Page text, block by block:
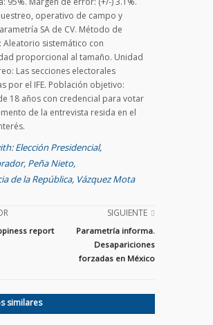
operativo de campo y
SA de CV. Método de
Aleatorio sistemático con
proporcional al tamaño. Unidad
Las secciones electorales
por el IFE. Población objetivo:
18 años con credencial para votar
de la entrevista resida en el
Elección Presidencial,
, Peña Nieto,
de la República, Vázquez Mota
report
SIGUIENTE
Parametría informa.
Desapariciones
forzadas en México
similares